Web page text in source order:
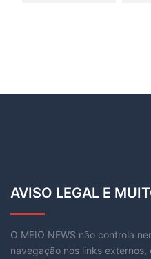
AVISO LEGAL E
O MEIO NEWS não controla
navegação nos links